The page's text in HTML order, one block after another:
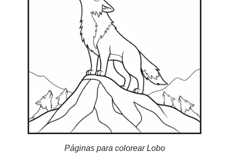
Páginas para colorear Lobo